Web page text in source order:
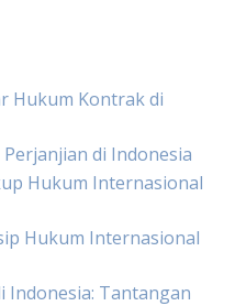
Hukum Kontrak di
di Indonesia
Hukum Internasional
Hukum Internasional
Indonesia: Tantangan